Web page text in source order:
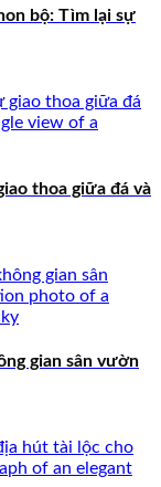
bộ: Tìm lại sự
thoa giữa đá và
gian sân vườn